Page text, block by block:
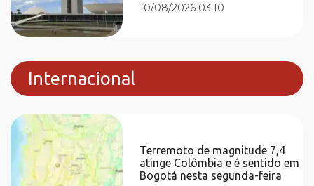
10/08/2026 03:10
Internacional
Terremoto de magnitude 7,4
atinge Colômbia e é sentido em
Bogotá nesta segunda-feira